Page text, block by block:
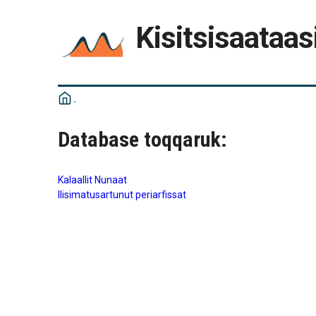
Database toqqaruk:
Kalaallit Nunaat
Ilisimatusartunut periarfissat